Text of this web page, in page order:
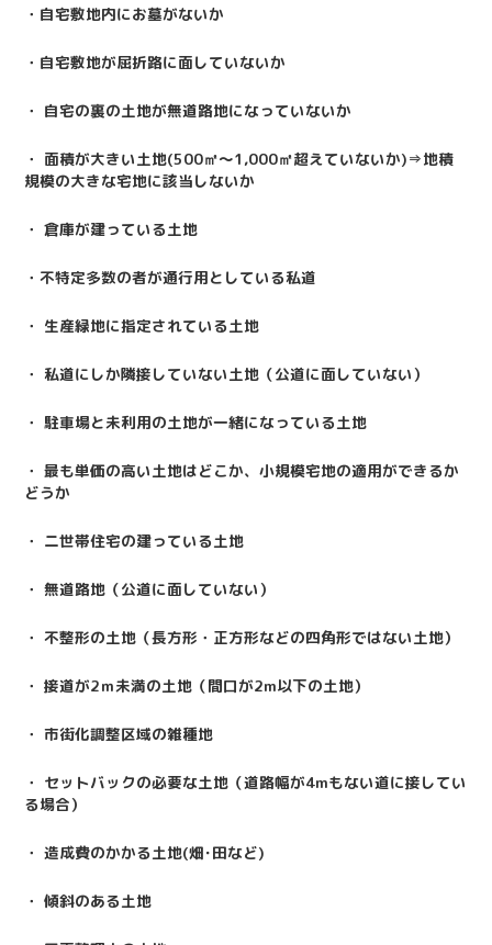
・自宅敷地内にお墓がないか
・自宅敷地が屈折路に面していないか
・ 自宅の裏の土地が無道路地になっていないか
・ 面積が大きい土地(500㎡～1,000㎡超えていないか)⇒地積
規模の大きな宅地に該当しないか
・ 倉庫が建っている土地
・不特定多数の者が通行用としている私道
・ 生産緑地に指定されている土地
・ 私道にしか隣接していない土地（公道に面していない）
・ 駐車場と未利用の土地が一緒になっている土地
・ 最も単価の高い土地はどこか、小規模宅地の適用ができるか
どうか
・ 二世帯住宅の建っている土地
・ 無道路地（公道に面していない）
・ 不整形の土地（長方形・正方形などの四角形ではない土地）
・ 接道が2ｍ未満の土地（間口が2m以下の土地）
・ 市街化調整区域の雑種地
・ セットバックの必要な土地（道路幅が4mもない道に接してい
る場合）
・ 造成費のかかる土地(畑･田など)
・ 傾斜のある土地